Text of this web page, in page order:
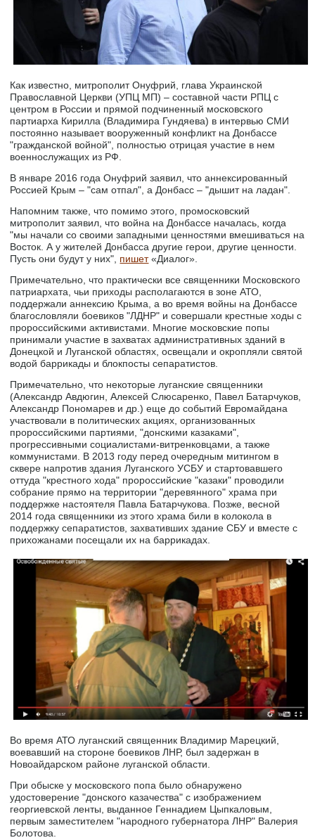
Как известно, митрополит Онуфрий, глава Украинской
Православной Церкви (УПЦ МП) – составной части РПЦ с
центром в России и прямой подчиненный московского
партиарха Кирилла (Владимира Гундяева) в интервью СМИ
постоянно называет вооруженный конфликт на Донбассе
"гражданской войной", полностью отрицая участие в нем
военнослужащих из РФ.
В январе 2016 года Онуфрий заявил, что аннексированный
Россией Крым – "сам отпал", а Донбасс – "дышит на ладан".
Напомним также, что помимо этого, промосковский
митрополит заявил, что война на Донбассе началась, когда
"мы начали со своими западными ценностями вмешиваться на
Восток. А у жителей Донбасса другие герои, другие ценности.
Пусть они будут у них", пишет«Диалог».
Примечательно, что практически все священники Московского
патриархата, чьи приходы располагаются в зоне АТО,
поддержали аннексию Крыма, а во время войны на Донбассе
благословляли боевиков "ЛДНР" и совершали крестные ходы с
пророссийскими активистами. Многие московские попы
принимали участие в захватах административных зданий в
Донецкой и Луганской областях, освещали и окропляли святой
водой баррикады и блокпосты сепаратистов.
Примечательно, что некоторые луганские священники
(Александр Авдюгин, Алексей Слюсаренко, Павел Батарчуков,
Александр Пономарев и др.) еще до событий Евромайдана
участвовали в политических акциях, организованных
пророссийскими партиями, "донскими казаками",
прогрессивными социалистами-витренковцами, а также
коммунистами. В 2013 году перед очередным митингом в
сквере напротив здания Луганского УСБУ и стартовавшего
оттуда "крестного хода" пророссийские "казаки" проводили
собрание прямо на территории "деревянного" храма при
поддержке настоятеля Павла Батарчукова. Позже, весной
2014 года священники из этого храма били в колокола в
поддержку сепаратистов, захвативших здание СБУ и вместе с
прихожанами посещали их на баррикадах.
Во время АТО луганский священник Владимир Марецкий,
воевавший на стороне боевиков ЛНР, был задержан в
Новоайдарском районе луганской области.
При обыске у московского попа было обнаружено
удостоверение "донского казачества" с изображением
георгиевской ленты, выданное Геннадием Цыпкаловым,
первым заместителем "народного губернатора ЛНР" Валерия
Болотова.